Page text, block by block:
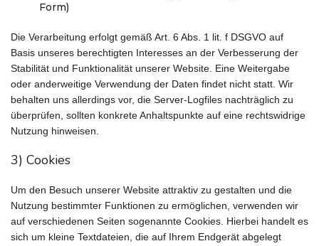
Form)
Die Verarbeitung erfolgt gemäß Art. 6 Abs. 1 lit. f DSGVO auf
Basis unseres berechtigten Interesses an der Verbesserung der
Stabilität und Funktionalität unserer Website. Eine Weitergabe
oder anderweitige Verwendung der Daten findet nicht statt. Wir
behalten uns allerdings vor, die Server-Logfiles nachträglich zu
überprüfen, sollten konkrete Anhaltspunkte auf eine rechtswidrige
Nutzung hinweisen.
3) Cookies
Um den Besuch unserer Website attraktiv zu gestalten und die
Nutzung bestimmter Funktionen zu ermöglichen, verwenden wir
auf verschiedenen Seiten sogenannte Cookies. Hierbei handelt es
sich um kleine Textdateien, die auf Ihrem Endgerät abgelegt